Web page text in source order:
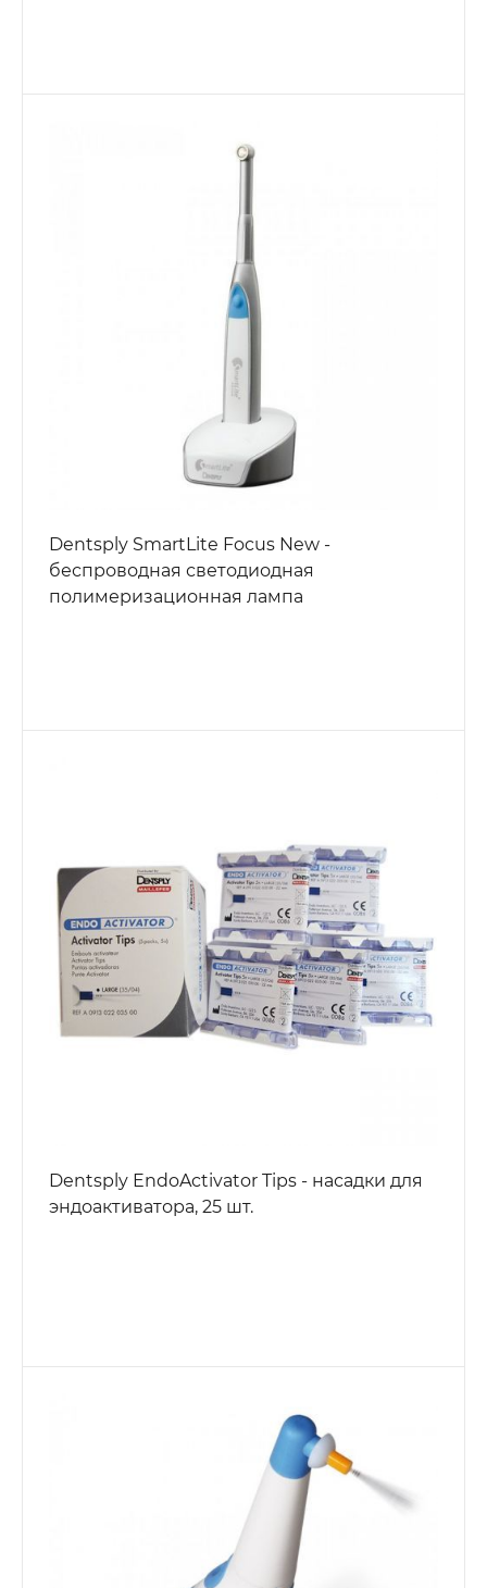
Dentsply SmartLite Focus New -
беспроводная светодиодная
полимеризационная лампа
Dentsply EndoActivator Tips - насадки для
эндоактиватора, 25 шт.